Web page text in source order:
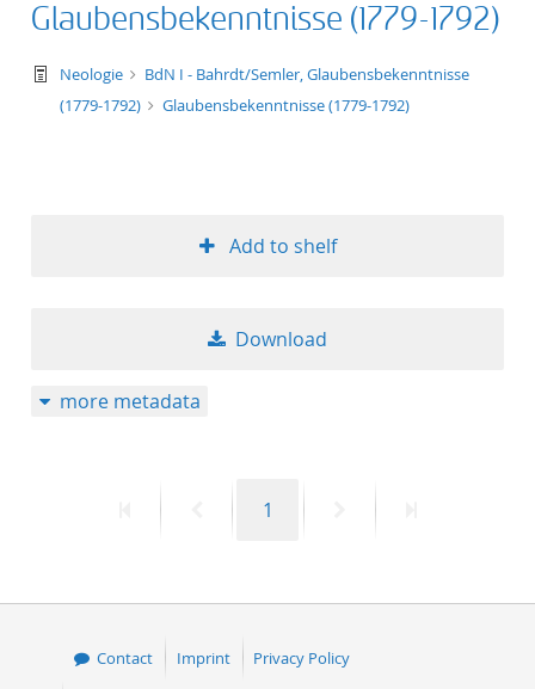
Glaubensbekenntnisse (1779-1792)
text/tg.work+xml
Neologie
BdN I - Bahrdt/Semler, Glaubensbekenntnisse
(1779-1792)
Glaubensbekenntnisse (1779-1792)
Add to shelf
Download
more metadata
PreviousPage
1
Contact Imprint Privacy Policy